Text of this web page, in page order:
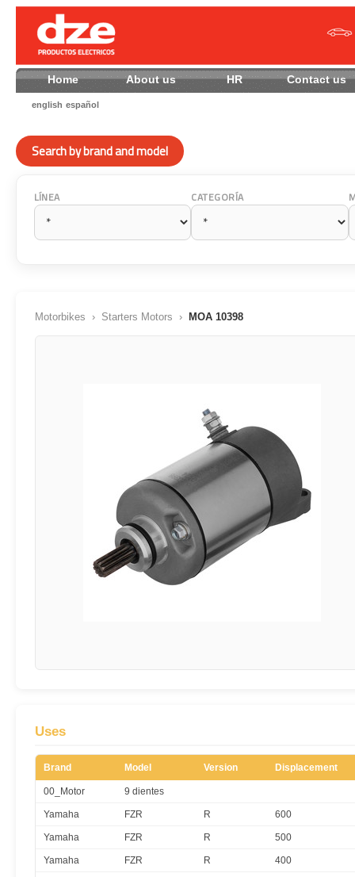
Home About us HR
english español
Search by brand and model
LÍNEA CATEGORÍA
Motorbikes › Starters Motors › MOA 10398
Uses
Brand Model Version Displacement
00_Motor 9 dientes
Yamaha FZR R 600
Yamaha FZR R 500
Yamaha FZR R 400